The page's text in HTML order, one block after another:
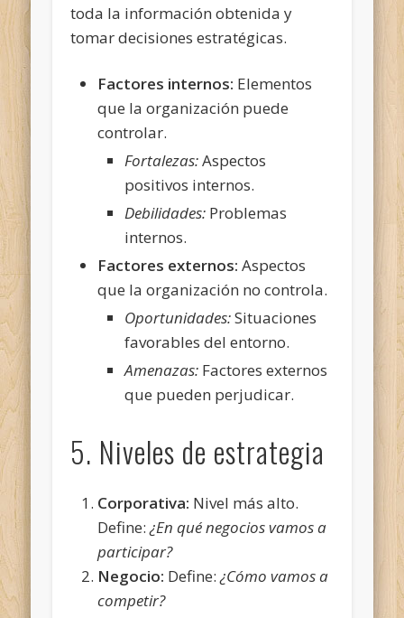
toda la información obtenida y
tomar decisiones estratégicas.
Factores internos: Elementos
que la organización puede
controlar.
Fortalezas:Aspectos
positivos internos.
Debilidades: Problemas
internos.
Factores externos: Aspectos
que la organización no controla.
Oportunidades:Situaciones
favorables del entorno.
Amenazas: Factores externos
que pueden perjudicar.
5. Niveles de estrategia
Corporativa: Nivel más alto.
Define:¿En qué negocios vamos a
participar?
Negocio: Define:¿Cómo vamos a
competir?